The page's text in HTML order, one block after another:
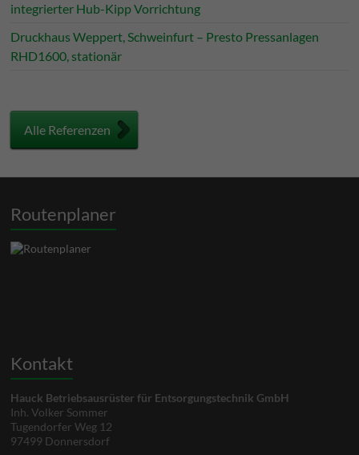
integrierter Hub-Kipp Vorrichtung
Druckhaus Weppert, Schweinfurt – Presto Pressanlagen
RHD1600, stationär
Alle Referenzen
Routenplaner
Kontakt
Hauck Betriebsausrüster für Entsorgungstechnik GmbH
Inh. Volker Sommer
Tugendorfer Weg 12
97499 Donnersdorf